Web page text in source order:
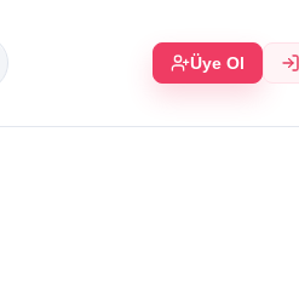
Üye Ol